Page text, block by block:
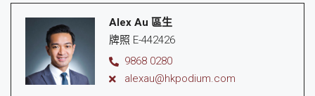
Alex Au 區生
牌照 E-442426
9868 0280
alexau@hkpodium.com